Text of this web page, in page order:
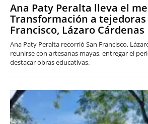
Ana Paty Peralta lleva el
Transformación a tejedoras
Francisco, Lázaro Cárdenas
Ana Paty Peralta recorrió San Francisco,
reunirse con artesanas mayas, entregar el
destacar obras educativas.